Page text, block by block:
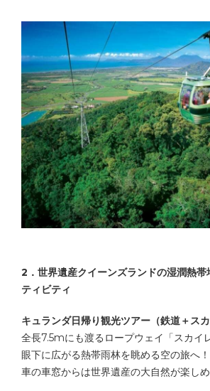
2．世界遺産クイーンズランドの湿潤熱帯
ティビティ
キュランダ日帰り観光ツアー（鉄道＋スカ
全長7.5mにも渡るロープウェイ「スカイ
眼下に広がる熱帯雨林を眺める空の旅へ
車の車窓からは世界遺産の大自然が楽しめ